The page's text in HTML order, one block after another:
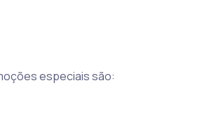
especiais são: